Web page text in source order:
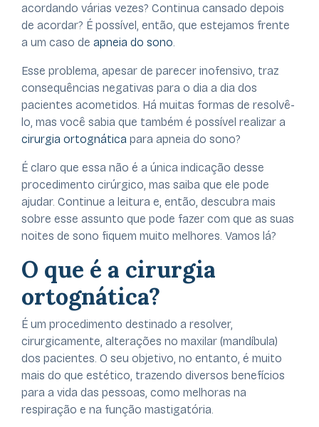
acordando várias vezes? Continua cansado depois
de acordar? É possível, então, que estejamos frente
a um caso de apneia do sono
Esse problema, apesar de parecer inofensivo, traz
consequências negativas para o dia a dia dos
pacientes acometidos. Há muitas formas de resolvê-
lo, mas você sabia que também é possível realizar a
cirurgia ortognática para apneia do sono?
É claro que essa não é a única indicação desse
procedimento cirúrgico, mas saiba que ele pode
ajudar. Continue a leitura e, então, descubra mais
sobre esse assunto que pode fazer com que as suas
noites de sono fiquem muito melhores. Vamos lá?
O que é a cirurgia
ortognática?
É um procedimento destinado a resolver,
cirurgicamente, alterações no maxilar (mandíbula)
dos pacientes. O seu objetivo, no entanto, é muito
mais do que estético, trazendo diversos benefícios
para a vida das pessoas, como melhoras na
respiração e na função mastigatória.